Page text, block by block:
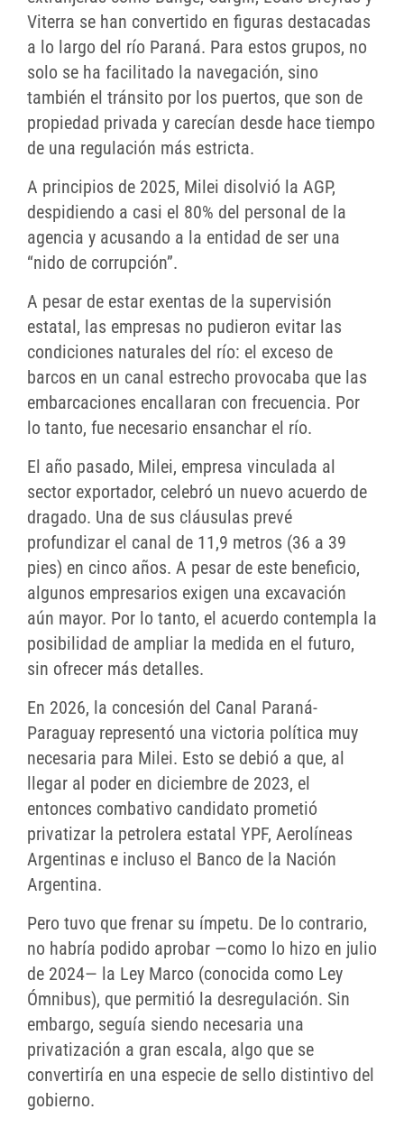
Viterra se han convertido en figuras destacadas
a lo largo del río Paraná. Para estos grupos, no
solo se ha facilitado la navegación, sino
también el tránsito por los puertos, que son de
propiedad privada y carecían desde hace tiempo
de una regulación más estricta.
A principios de 2025, Milei disolvió la AGP,
despidiendo a casi el 80% del personal de la
agencia y acusando a la entidad de ser una
“nido de corrupción”.
A pesar de estar exentas de la supervisión
estatal, las empresas no pudieron evitar las
condiciones naturales del río: el exceso de
barcos en un canal estrecho provocaba que las
embarcaciones encallaran con frecuencia. Por
lo tanto, fue necesario ensanchar el río.
El año pasado, Milei, empresa vinculada al
sector exportador, celebró un nuevo acuerdo de
dragado. Una de sus cláusulas prevé
profundizar el canal de 11,9 metros (36 a 39
pies) en cinco años. A pesar de este beneficio,
algunos empresarios exigen una excavación
aún mayor. Por lo tanto, el acuerdo contempla la
posibilidad de ampliar la medida en el futuro,
sin ofrecer más detalles.
En 2026, la concesión del Canal Paraná-
Paraguay representó una victoria política muy
necesaria para Milei. Esto se debió a que, al
llegar al poder en diciembre de 2023, el
entonces combativo candidato prometió
privatizar la petrolera estatal YPF, Aerolíneas
Argentinas e incluso el Banco de la Nación
Argentina.
Pero tuvo que frenar su ímpetu. De lo contrario,
no habría podido aprobar —como lo hizo en julio
de 2024— la Ley Marco (conocida como Ley
Ómnibus), que permitió la desregulación. Sin
embargo, seguía siendo necesaria una
privatización a gran escala, algo que se
convertiría en una especie de sello distintivo del
gobierno.